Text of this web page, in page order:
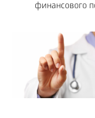
финансового